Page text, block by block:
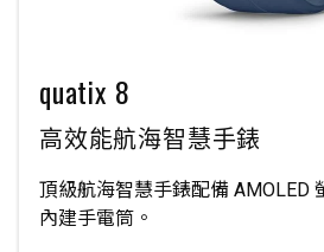
quatix 8
高效能航海智慧手錶
頂級航海智慧手錶配備 AMOLED
內建手電筒。